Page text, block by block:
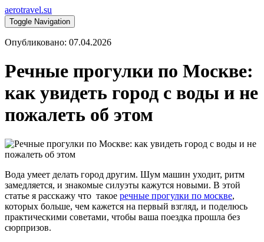
aerotravel.su
Toggle Navigation
Опубликовано: 07.04.2026
Речные прогулки по Москве:
как увидеть город с воды и не
пожалеть об этом
Вода умеет делать город другим. Шум машин уходит, ритм
замедляется, и знакомые силуэты кажутся новыми. В этой
статье я расскажу что такое речные прогулки по москве,
которых больше, чем кажется на первый взгляд, и поделюсь
практическими советами, чтобы ваша поездка прошла без
сюрпризов.